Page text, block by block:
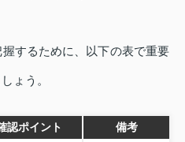
するために、以下の表で重要
ょう。
認ポイント 備考